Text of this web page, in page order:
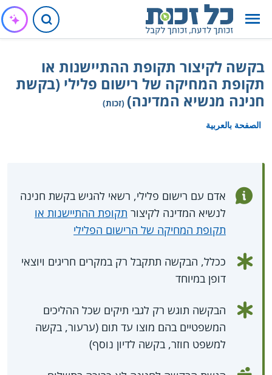
בקשה לקיצור תקופת ההתיישנות או
תקופת המחיקה של רישום פלילי (בקשת
חנינה מנשיא המדינה) (זכות)
الصفحة بالعربية
אדם עם רישום פלילי, רשאי להגיש בקשת חנינה
לנשיא המדינה לקיצור תקופת ההתיישנות או
תקופת המחיקה של הרישום הפלילי
ככלל, הבקשה תתקבל רק במקרים חריגים ויוצאי
דופן במיוחד
הבקשה תוגש רק לגבי תיקים שכל ההליכים
המשפטיים בהם מוצו עד תום (ערעור, בקשה
למשפט חוזר, בקשה לדיון נוסף)